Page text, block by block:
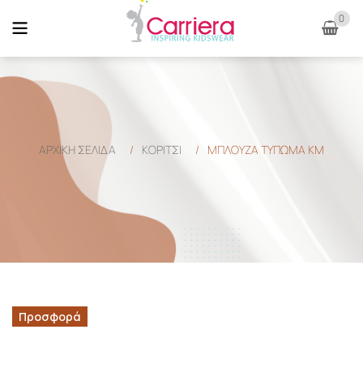
0
ΑΡΧΙΚΉ ΣΕΛΊΔΑ / ΚΟΡΙΤΣΙ / ΜΠΛΟΥΖΑ ΤΥΠΩΜΑ ΚΜ
Προσφορά